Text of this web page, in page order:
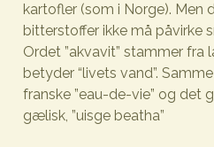
kartofler (som i Norge). Men
bitterstoffer ikke må påvirke
Ordet ”akvavit” stammer fra
betyder “livets vand”.
franske ”eau-de-vie” og det
gælisk, ”uisge beatha”